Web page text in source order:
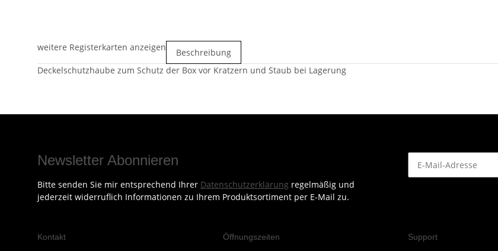
weitere Registerkarten anzeigen
Beschreibung
Deckelschutzhaube zum Schutz der Box vor Kratzern und Staub bei Lagerung
Newsletter Abonnieren
Bitte senden Sie mir entsprechend Ihrer Datenschutzerklärung regelmäßig und
jederzeit widerruflich Informationen zu Ihrem Produktsortiment per E-Mail zu.
Kontakt Öffnungszeiten Support